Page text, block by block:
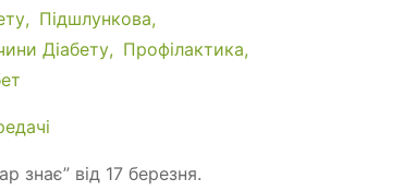
Підшлункова
Діабету
Профілактика
знає” від 17 березня.